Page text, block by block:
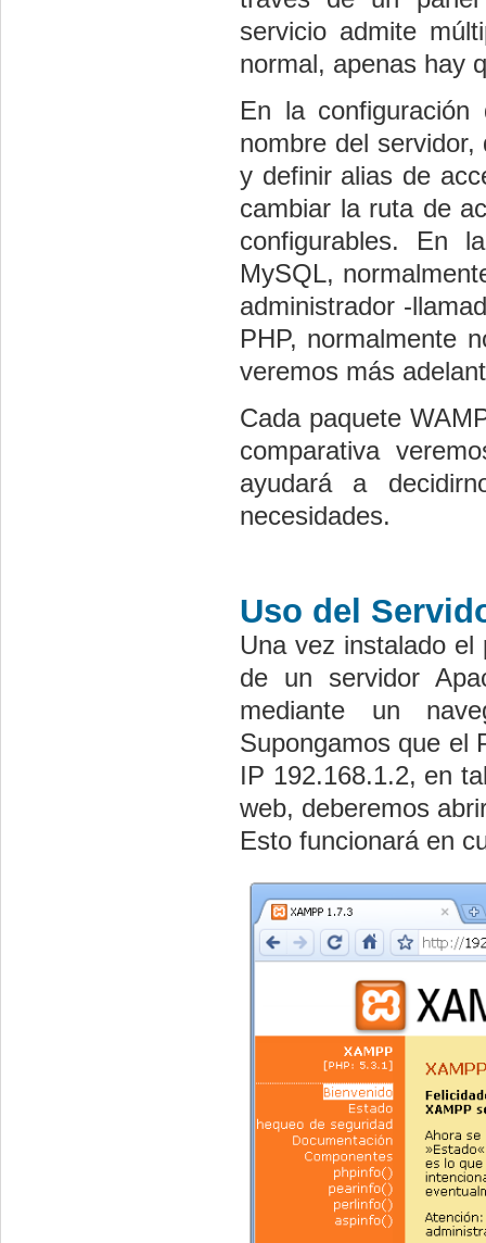
servicio admite
normal, apenas hay
En la
nombre del
y definir alias de
cambiar la ruta de
configurables. En
MySQL,
administrador -
PHP, normalmente
veremos más
Cada paquete
comparativa
ayudará a
necesidades.
Uso del
Una vez instalado el
de un servidor
mediante un
Supongamos que el
IP 192.168.1.2, en
web, deberemos
Esto funcionará en